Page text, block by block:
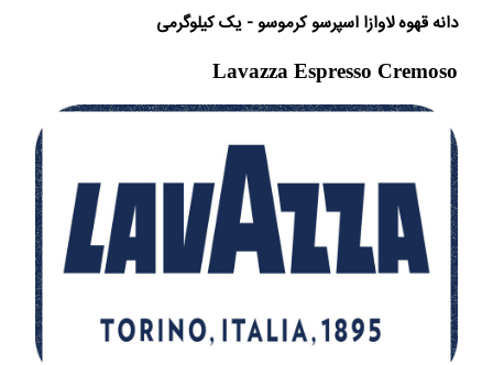
دانه قهوه لاوازا اسپرسو کرموسو - یک کیلوگرمی
Lavazza Espresso Cremoso